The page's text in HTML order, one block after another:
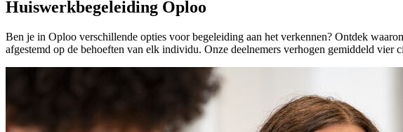
Huiswerk­begeleiding Oploo
Ben je in Oploo verschillende opties voor begeleiding aan het verkennen? Ontdek
afgestemd op de behoeften van elk individu. Onze deelnemers verhogen gemiddeld